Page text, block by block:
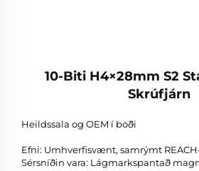
10-Biti H4×28mm S2
Skrúfjárn
Heildssala og OEM í boði
Efni: Umhverfisvænt, samrýmt
Sérsníðin vara: Lágmarkspantað